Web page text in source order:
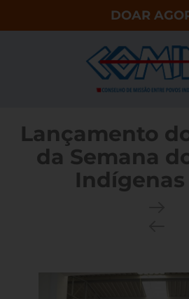
DOAR
Lançamento
da Semana
Indígenas